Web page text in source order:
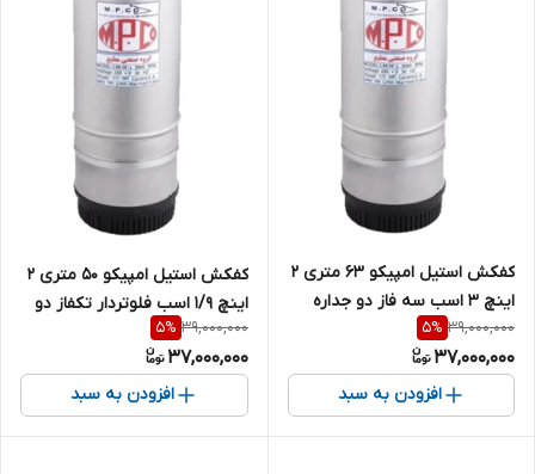
کفکش استیل امپیکو 63 متری 2
اینچ 3 اسب سه فاز دو جداره
کش مطیع پمپ خروجی بالا تنه
39,000,000
5%
37,000,000
افزودن به سبد
کفکش استیل امپیکو 50 متری 2
اینچ 1/9 اسب فلوتردار تکفاز دو
جداره MPCO-S.99.50-6
39,000,000
5%
37,000,000
افزودن به سبد